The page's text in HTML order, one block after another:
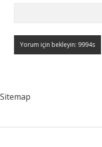
Sitemap